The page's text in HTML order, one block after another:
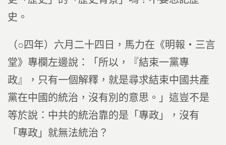
史。
（○四年）六月二十四日，馬力在《明報‧三言
堂》專欄左邊說：「所以，『結束一黨專
政』，只有一個解釋，就是尋求結束中國共產
黨在中國的統治，沒有別的意思。」這豈不是
等於說：中共的統治靠的是「專政」，沒有
「專政」就無法統治？